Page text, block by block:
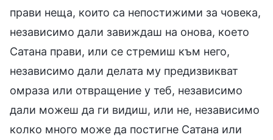
прави неща, които са непостижими за човека,
независимо дали завиждаш на онова, което
Сатана прави, или се стремиш към него,
независимо дали делата му предизвикват
омраза или отвращение у теб, независимо
дали можеш да ги видиш, или не, независимо
колко много може да постигне Сатана или